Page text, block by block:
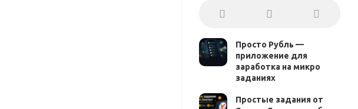
Просто Рубль —
приложение для
заработка на микро
заданиях
Простые задания от